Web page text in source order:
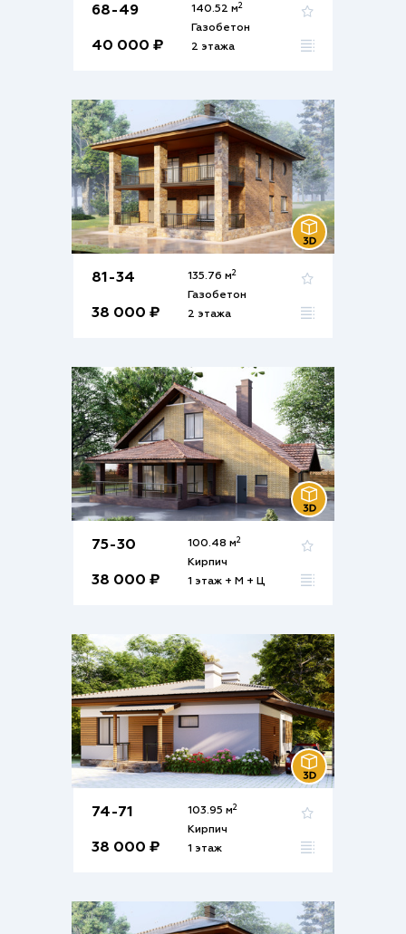
68-49
40 000 ₽
140.52 м2
Газобетон
2 этажа
81-34
38 000 ₽
135.76 м2
Газобетон
2 этажа
75-30
38 000 ₽
100.48 м2
Кирпич
1 этаж + М + Ц
74-71
38 000 ₽
103.95 м2
Кирпич
1 этаж